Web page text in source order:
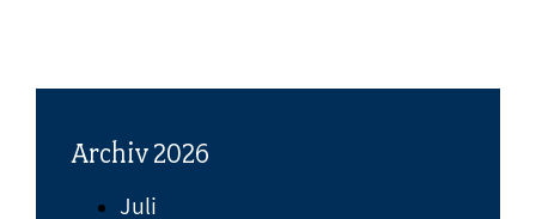
Archiv 2026
Juli